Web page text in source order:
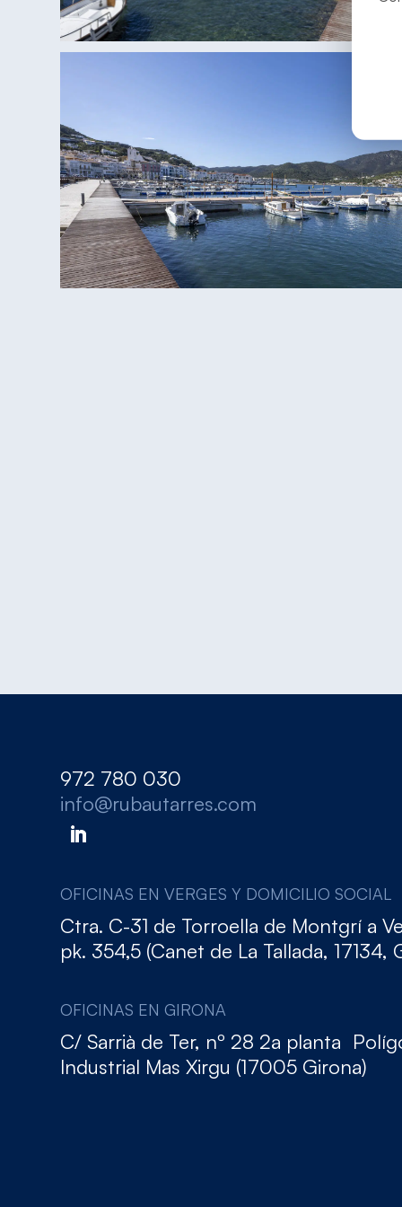
972 780 030
info@rubautarres.com
OFICINAS EN VERGES Y DOMICILIO SOCIAL
Ctra. C-31 de Torroella de Montgrí a
pk. 354,5 (Canet de La Tallada, 17134,
OFICINAS EN GIRONA
C/ Sarrià de Ter, nº 28 2a planta
Industrial Mas Xirgu (17005 Girona)